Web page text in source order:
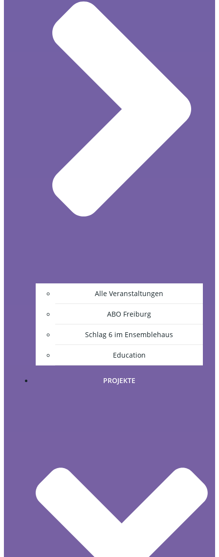
Alle Veranstaltungen
ABO Freiburg
Schlag 6 im Ensemblehaus
Education
PROJEKTE